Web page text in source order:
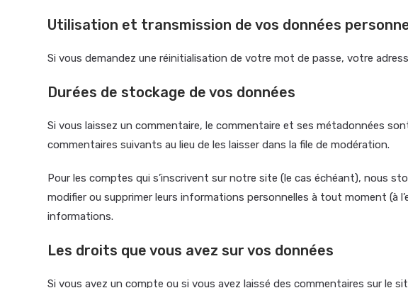
Utilisation et transmission de vos données
Si vous demandez une réinitialisation de votre mot de passe, votre
Durées de stockage de vos données
Si vous laissez un commentaire, le commentaire et ses métadonnées
commentaires suivants au lieu de les laisser dans la file de modération.
Pour les comptes qui s’inscrivent sur notre site (le cas échéant), nous
modifier ou supprimer leurs informations personnelles à tout moment (à
informations.
Les droits que vous avez sur vos données
Si vous avez un compte ou si vous avez laissé des commentaires sur le